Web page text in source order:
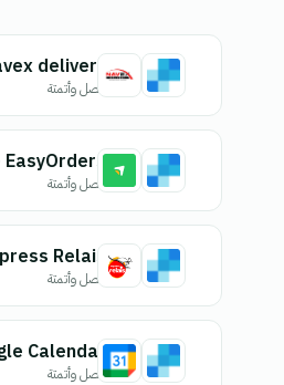
delivery
اتصل وأتمتة
EasyOrders
اتصل وأتمتة
Relais
اتصل وأتمتة
Calendar
اتصل وأتمتة